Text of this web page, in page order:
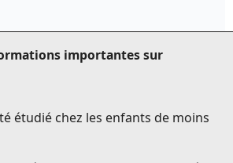
importantes sur
étudié chez les enfants de moins